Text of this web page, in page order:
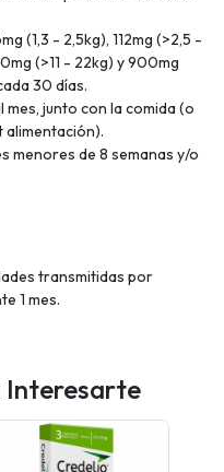
(1,3 - 2,5kg), 112mg (>2,5 -
(>11 - 22kg) y 900mg
30 días.
junto con la comida (o
menores de 8 semanas y/o
transmitidas por
1 mes.
Interesarte